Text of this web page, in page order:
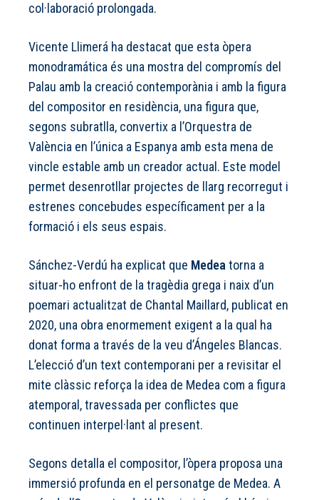
col·laboració prolongada.
Vicente Llimerá ha destacat que esta òpera
monodramática és una mostra del compromís del
Palau amb la creació contemporània i amb la figura
del compositor en residència, una figura que,
segons subratlla, convertix a l’Orquestra de
València en l’única a Espanya amb esta mena de
vincle estable amb un creador actual. Este model
permet desenrotllar projectes de llarg recorregut i
estrenes concebudes específicament per a la
formació i els seus espais.
Sánchez-Verdú ha explicat que Medea torna a
situar-ho enfront de la tragèdia grega i naix d’un
poemari actualitzat de Chantal Maillard, publicat en
2020, una obra enormement exigent a la qual ha
donat forma a través de la veu d’Ángeles Blancas.
L’elecció d’un text contemporani per a revisitar el
mite clàssic reforça la idea de Medea com a figura
atemporal, travessada per conflictes que
continuen interpel·lant al present.
Segons detalla el compositor, l’òpera proposa una
immersió profunda en el personatge de Medea. A